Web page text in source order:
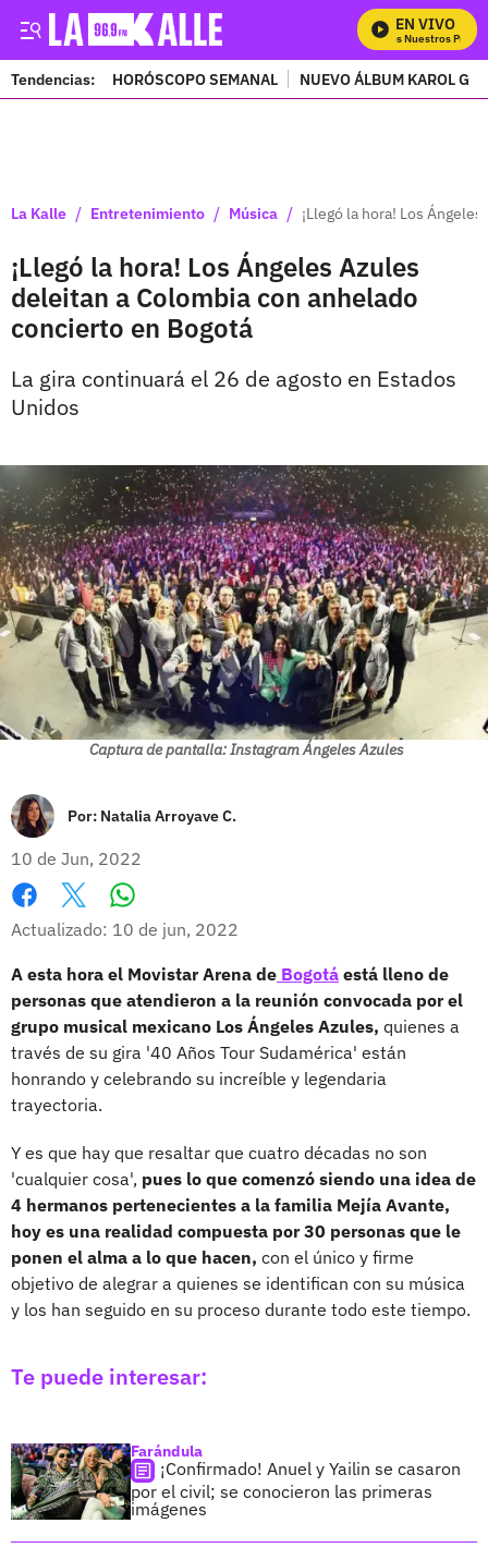
EN VIVO
Mira Todos Nuestros
Tendencias: HORÓSCOPO SEMANAL NUEVO ÁLBUM KAROL G
La Kalle / Entretenimiento / Música / ¡Llegó la hora! Los
¡Llegó la hora! Los Ángeles Azules
deleitan a Colombia con anhelado
concierto en Bogotá
La gira continuará el 26 de agosto en Estados
Unidos
Captura de pantalla: Instagram Ángeles Azules
Por: Natalia Arroyave C.
10 de Jun, 2022
Facebook
X
Actualizado: 10 de jun, 2022
A esta hora el Movistar Arena de Bogotá está lleno de
personas que atendieron a la reunión convocada por el
grupo musical mexicano Los Ángeles Azules, quienes a
través de su gira '40 Años Tour Sudamérica' están
honrando y celebrando su increíble y legendaria
trayectoria.
Y es que hay que resaltar que cuatro décadas no son
'cualquier cosa', pues lo que comenzó siendo una idea de
4 hermanos pertenecientes a la familia Mejía Avante,
hoy es una realidad compuesta por 30 personas que le
ponen el alma a lo que hacen, con el único y firme
objetivo de alegrar a quienes se identifican con su música
y los han seguido en su proceso durante todo este tiempo.
Te puede interesar:
Farándula
¡Confirmado! Anuel y Yailin se casaron
por el civil; se conocieron las primeras
imágenes